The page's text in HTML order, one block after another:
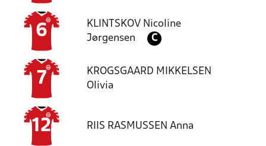
6 KLINTSKOV Nicoline
Jørgensen
C
7
KROGSGAARD MIKKELSEN
Olivia
12 RIIS RASMUSSEN Anna